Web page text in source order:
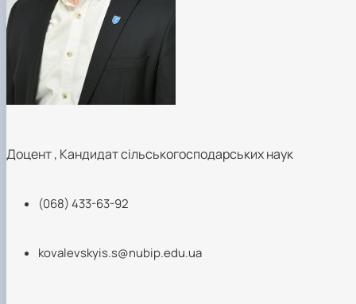
Доцент, Кандидат сільськогосподарських наук
(068) 433-63-92
kovalevskyis.s@nubip.edu.ua